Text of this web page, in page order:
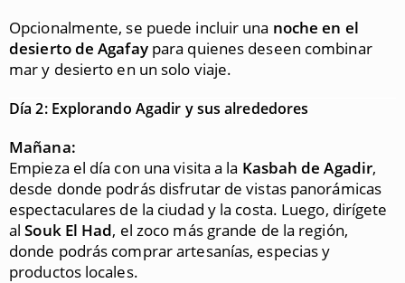
Opcionalmente, se puede incluir una noche en el
desierto de Agafaypara quienes deseen combinar
mar y desierto en un solo viaje.
Día 2: Explorando Agadir y sus alrededores
Mañana:
Empieza el día con una visita a la Kasbah de Agadir,
desde donde podrás disfrutar de vistas panorámicas
espectaculares de la ciudad y la costa. Luego, dirígete
alSouk El Had, el zoco más grande de la región,
donde podrás comprar artesanías, especias y
productos locales.